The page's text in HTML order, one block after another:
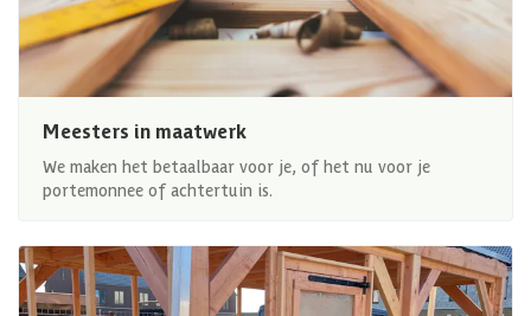
Meesters in maatwerk
We maken het betaalbaar voor je, of het nu voor je
portemonnee of achtertuin is.